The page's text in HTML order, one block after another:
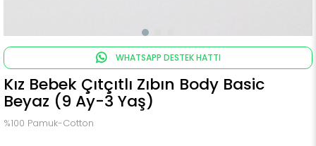
WHATSAPP DESTEK HATTI
Kız Bebek Çıtçıtlı Zıbın Body Basic
Beyaz (9 Ay-3 Yaş)
%100 Pamuk-Cotton